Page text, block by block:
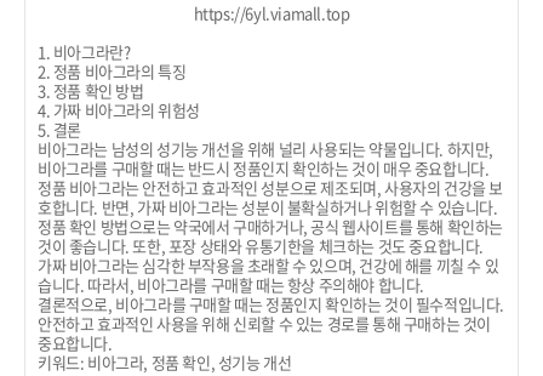
https://6yl.viamall.top
1. 비아그라란?
2. 정품 비아그라의 특징
3. 정품 확인 방법
4. 가짜 비아그라의 위험성
5. 결론
비아그라는 남성의 성기능 개선을 위해 널리 사용되는 약물입니다. 하지만,
비아그라를 구매할 때는 반드시 정품인지 확인하는 것이 매우 중요합니다.
정품 비아그라는 안전하고 효과적인 성분으로 제조되며, 사용자의 건강을 보
호합니다. 반면, 가짜 비아그라는 성분이 불확실하거나 위험할 수 있습니다.
정품 확인 방법으로는 약국에서 구매하거나, 공식 웹사이트를 통해 확인하는
것이 좋습니다. 또한, 포장 상태와 유통기한을 체크하는 것도 중요합니다.
가짜 비아그라는 심각한 부작용을 초래할 수 있으며, 건강에 해를 끼칠 수 있
습니다. 따라서, 비아그라를 구매할 때는 항상 주의해야 합니다.
결론적으로, 비아그라를 구매할 때는 정품인지 확인하는 것이 필수적입니다.
안전하고 효과적인 사용을 위해 신뢰할 수 있는 경로를 통해 구매하는 것이
중요합니다.
키워드: 비아그라, 정품 확인, 성기능 개선